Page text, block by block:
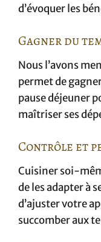
d’évoquer les
Gagner du
Nous l’avons
permet de
pause déjeuner
maîtriser ses
Contrôle et
Cuisiner soi-
de les adapter à
d’ajuster votre
succomber aux